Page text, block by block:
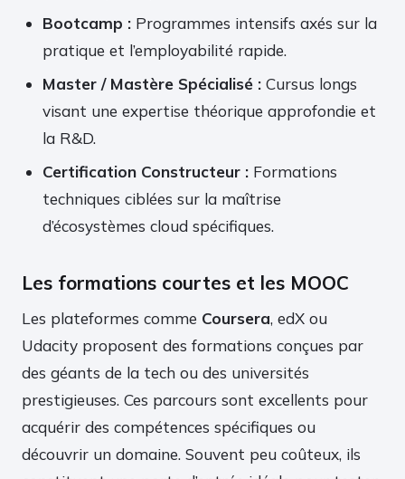
Bootcamp : Programmes intensifs axés sur la
pratique et l’employabilité rapide.
Master / Mastère Spécialisé : Cursus longs
visant une expertise théorique approfondie et
la R&D.
Certification Constructeur : Formations
techniques ciblées sur la maîtrise
d’écosystèmes cloud spécifiques.
Les formations courtes et les MOOC
Les plateformes comme Coursera, edX ou
Udacity proposent des formations conçues par
des géants de la tech ou des universités
prestigieuses. Ces parcours sont excellents pour
acquérir des compétences spécifiques ou
découvrir un domaine. Souvent peu coûteux, ils